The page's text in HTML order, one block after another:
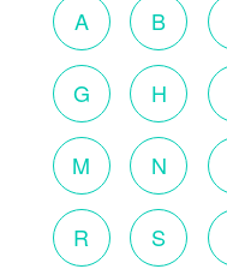
A B
G H
M N
R S